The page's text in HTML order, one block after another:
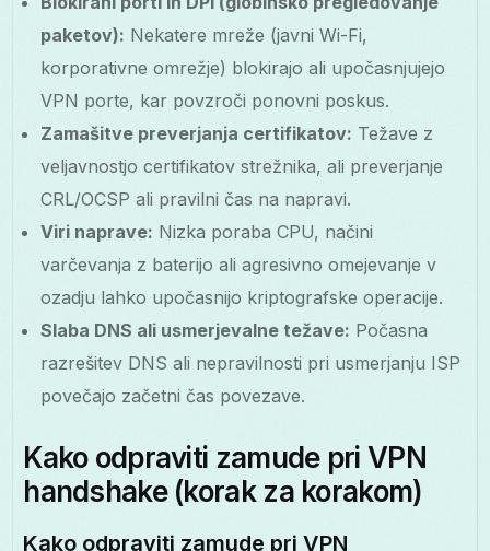
paketov): Nekatere mreže (javni Wi-Fi,
korporativne omrežje) blokirajo ali upočasnjujejo
VPN porte, kar povzroči ponovni poskus.
Zamašitve preverjanja certifikatov: Težave z
veljavnostjo certifikatov strežnika, ali preverjanje
CRL/OCSP ali pravilni čas na napravi.
Viri naprave: Nizka poraba CPU, načini
varčevanja z baterijo ali agresivno omejevanje v
ozadju lahko upočasnijo kriptografske operacije.
Slaba DNS ali usmerjevalne težave: Počasna
razrešitev DNS ali nepravilnosti pri usmerjanju ISP
povečajo začetni čas povezave.
Kako odpraviti zamude pri VPN
handshake (korak za korakom)
Kako odpraviti zamude pri VPN